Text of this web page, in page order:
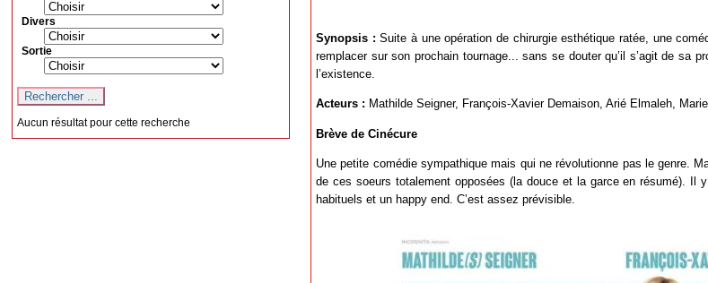
Synopsis : Suite à une opération de chirurgie esthétique ratée, une
remplacer sur son prochain tournage... sans se douter qu’il s’agit de sa
l’existence.
Acteurs : Mathilde Seigner, François-Xavier Demaison, Arié Elmaleh,
Brève de Cinécure
Une petite comédie sympathique mais qui ne révolutionne pas le genre.
de ces soeurs totalement opposées (la douce et la garce en résumé). Il
habituels et un happy end. C’est assez prévisible.
Divers
Sortie
Aucun résultat pour cette recherche